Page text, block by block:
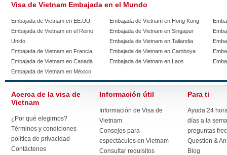
Visa de Vietnam Embajada en el Mundo
Embajada de Vietnam en EE.UU.
Embajada de Vietnam en el Reino
Unido
Embajada de Vietnam en Francia
Embajada de Vietnam en Canadá
Embajada de Vietnam en México
Embajada de Vietnam en Hong Kong
Embajada de Vietnam en Singapur
Embajada de Vietnam en Tailandia
Embajada de Vietnam en Camboya
Embajada de Vietnam en Laos
Acerca de la visa de
Vietnam
¿Por qué elegirnos?
Términos y condiciones
política de privacidad
Contáctenos
Información útil
Información de Visa de
Vietnam
Consejos para
espectáculos en Vietnam
Consultar requisitos
Para ti
Ayuda 24
días a la
preguntas
Question &
Blog